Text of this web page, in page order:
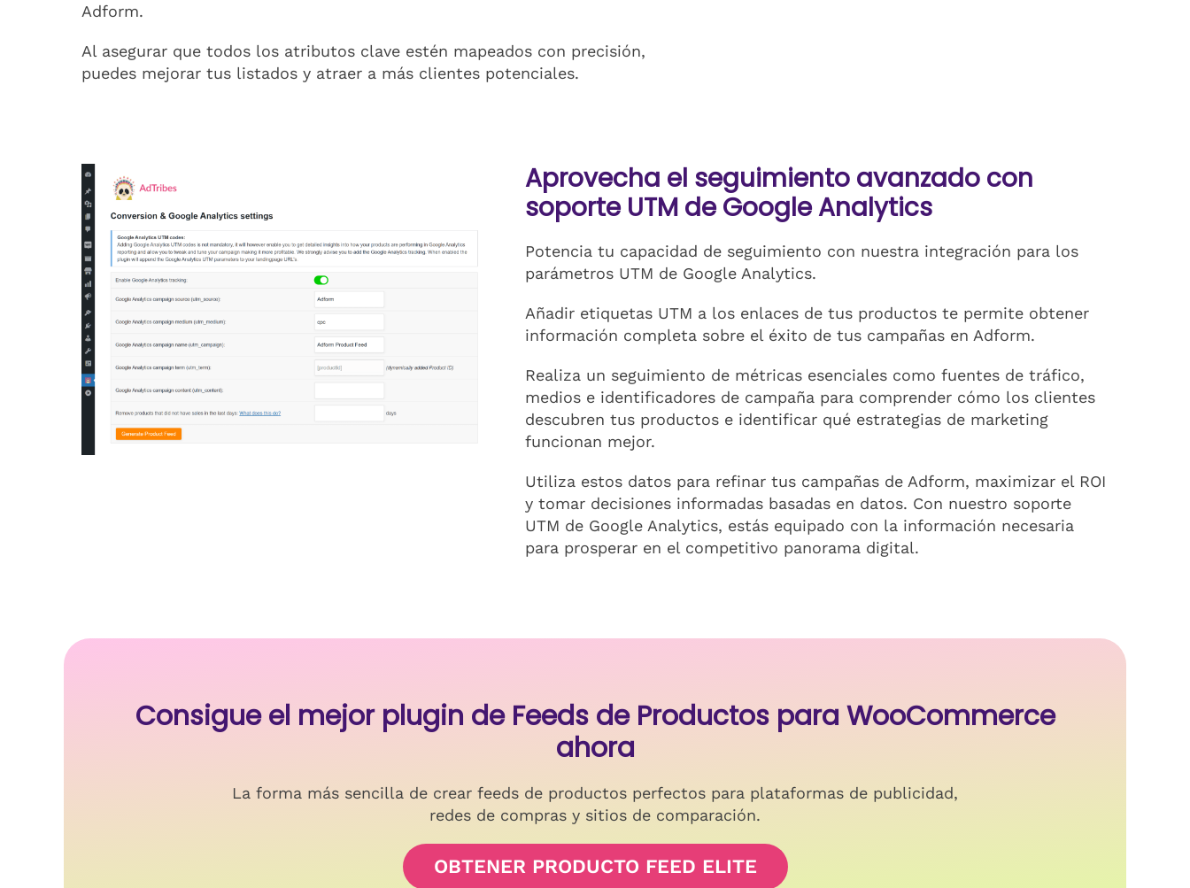
Adform.
Al asegurar que todos los atributos clave estén mapeados con precisión,
puedes mejorar tus listados y atraer a más clientes potenciales.
Aprovecha el seguimiento avanzado con
soporte UTM de Google Analytics
Potencia tu capacidad de seguimiento con nuestra integración para los
parámetros UTM de Google Analytics.
Añadir etiquetas UTM a los enlaces de tus productos te permite obtener
información completa sobre el éxito de tus campañas en Adform.
Realiza un seguimiento de métricas esenciales como fuentes de tráfico,
medios e identificadores de campaña para comprender cómo los clientes
descubren tus productos e identificar qué estrategias de marketing
funcionan mejor.
Utiliza estos datos para refinar tus campañas de Adform, maximizar el ROI
y tomar decisiones informadas basadas en datos. Con nuestro soporte
UTM de Google Analytics, estás equipado con la información necesaria
para prosperar en el competitivo panorama digital.
Consigue el mejor plugin de Feeds de Productos para WooCommerce
ahora
La forma más sencilla de crear feeds de productos perfectos para plataformas de publicidad,
redes de compras y sitios de comparación.
OBTENER PRODUCTO FEED ELITE